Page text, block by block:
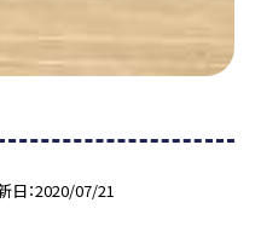
日 2020/07/21